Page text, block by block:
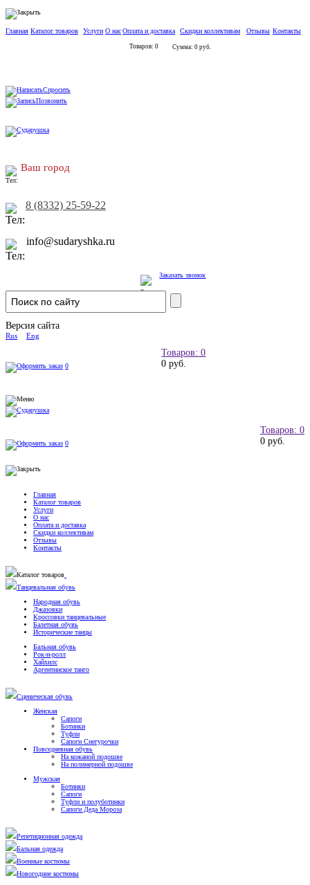
Главная Каталог товаров Услуги О насОплата и доставка Скидки коллективам Отзывы Контакты
Товаров: 0 Сумма: 0 руб.
Спросить
Позвонить
Ваш город
8 (8332) 25-59-22
info@sudaryshka.ru
Заказать звонок
Версия сайта
Rus Eng
Товаров: 0
0 руб.
0
Товаров: 0
0 руб.
0
Главная
Каталог товаров
Услуги
О нас
Оплата и доставка
Скидки коллективам
Отзывы
Контакты
Каталог товаров
Танцевальная обувь
Народная обувь
Джазовки
Кроссовки танцевальные
Балетная обувь
Исторические танцы
Бальная обувь
Рок-н-ролл
Хайхилс
Аргентинское танго
Сценическая обувь
Женская
Сапоги
Ботинки
Туфли
Сапоги Снегурочки
Повседневная обувь
На кожаной подошве
На полимерной подошве
Мужская
Ботинки
Сапоги
Туфли и полуботинки
Сапоги Деда Мороза
Репетиционная одежда
Бальная одежда
Военные костюмы
Новогодние костюмы